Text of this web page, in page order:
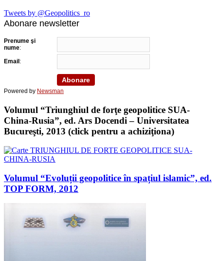
Tweets by @Geopolitics_ro
Abonare newsletter
Prenume şi
nume:
Email :
Powered by Newsman
Volumul “Triunghiul de forţe geopolitice SUA-
China-Rusia”, ed. Ars Docendi – Universitatea
Bucureşti, 2013 (click pentru a achiziţiona)
Volumul “Evoluții geopolitice în spațiul islamic”, ed.
TOP FORM, 2012